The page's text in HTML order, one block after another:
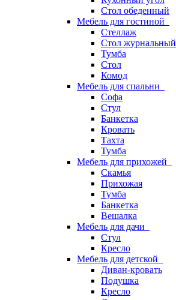
Стол обеденный
Мебель для гостиной
Стеллаж
Стол журнальный
Тумба
Стол
Комод
Мебель для спальни
Софа
Стул
Банкетка
Кровать
Тахта
Тумба
Мебель для прихожей
Скамья
Прихожая
Тумба
Банкетка
Вешалка
Мебель для дачи
Стул
Кресло
Мебель для детской
Диван-кровать
Подушка
Кресло